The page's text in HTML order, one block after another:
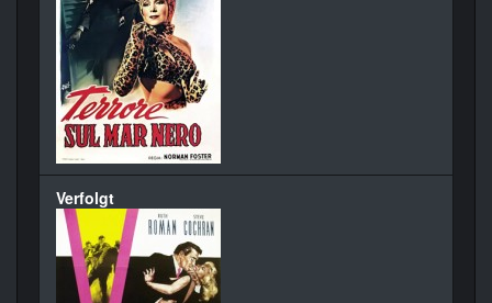
Verfolgt